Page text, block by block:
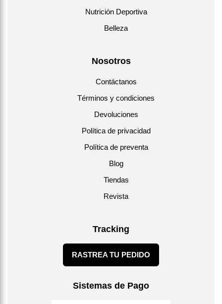
Nutrición Deportiva
Belleza
Nosotros
Contáctanos
Términos y condiciones
Devoluciones
Política de privacidad
Política de preventa
Blog
Tiendas
Revista
Tracking
RASTREA TU PEDIDO
Sistemas de Pago